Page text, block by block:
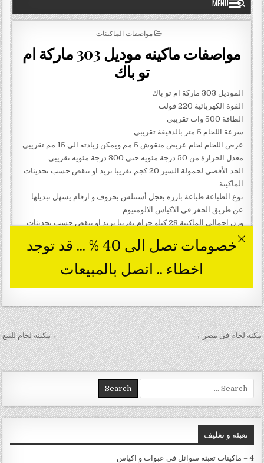
تصفّح المقالات ← مكينه لحام للبيع مكنه لحام فى مصر →
Search for:
تعبئة و تغليف
4 – ماكينات تعبئة سوائل في عبوات و اكياس